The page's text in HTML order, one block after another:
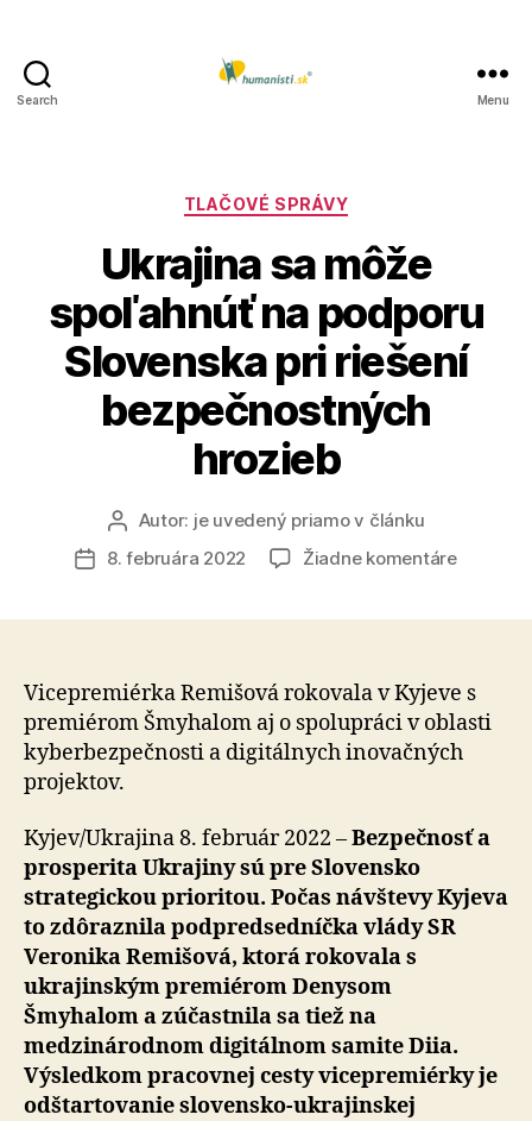
Search Menu
Kategórie
TLAČOVÉ SPRÁVY
Ukrajina sa môže
spoľahnúť na podporu
Slovenska pri riešení
bezpečnostných
hrozieb
Autor
článku
Autor: je uvedený priamo v článku
Dátum
8. februára 2022 Žiadne komentárena
na
podporu
pri
hrozieb
Vicepremiérka Remišová rokovala v Kyjeve s
premiérom Šmyhalom aj o spolupráci v oblasti
kyberbezpečnosti a digitálnych inovačných
projektov.
Kyjev/Ukrajina 8. február 2022 –Bezpečnosť a
prosperita Ukrajiny sú pre Slovensko
strategickou prioritou. Počas návštevy Kyjeva
to zdôraznila podpredsedníčka vlády SR
Veronika Remišová, ktorá rokovala s
ukrajinským premiérom Denysom
Šmyhalom a zúčastnila sa tiež na
medzinárodnom digitálnom samite Diia.
Výsledkom pracovnej cesty vicepremiérky je
odštartovanie slovensko-ukrajinskej